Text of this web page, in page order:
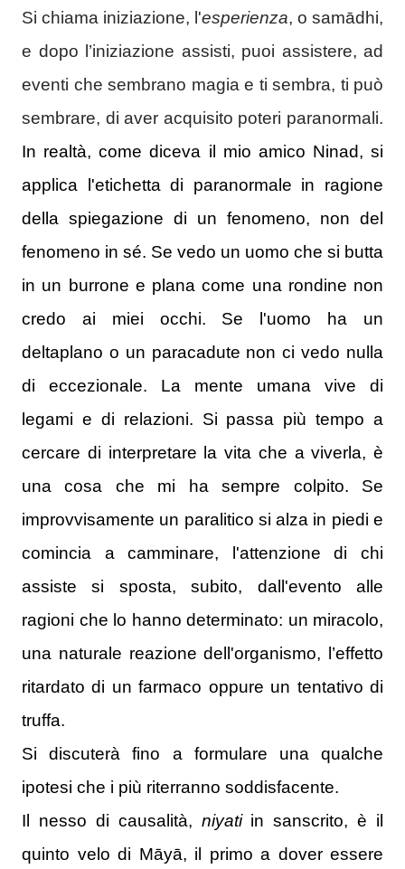
Si chiama iniziazione, l'esperienza, o samādhi,
e dopo l’iniziazione assisti, puoi assistere, ad
eventi che sembrano magia e ti sembra, ti può
sembrare, di aver acquisito poteri paranormali.
In realtà, come diceva il mio amico Ninad, si
applica l'etichetta di paranormale in ragione
della spiegazione di un fenomeno, non del
fenomeno in sé. Se vedo un uomo che si butta
in un burrone e plana come una rondine non
credo ai miei occhi. Se l'uomo ha un
deltaplano o un paracadute non ci vedo nulla
di eccezionale. La mente umana vive di
legami e di relazioni. Si passa più tempo a
cercare di interpretare la vita che a viverla, è
una cosa che mi ha sempre colpito.
Se
improvvisamente un paralitico si alza in piedi e
comincia a camminare, l'attenzione di chi
assiste si sposta, subito, dall'evento alle
ragioni che lo hanno determinato: un miracolo,
una naturale reazione dell'organismo, l’effetto
ritardato di un farmaco oppure un tentativo di
truffa.
Si discuterà fino a formulare una qualche
ipotesi che i più riterranno soddisfacente.
Il nesso di causalità, niyatiin sanscrito, è il
quinto velo di Māyā, il primo a dover essere